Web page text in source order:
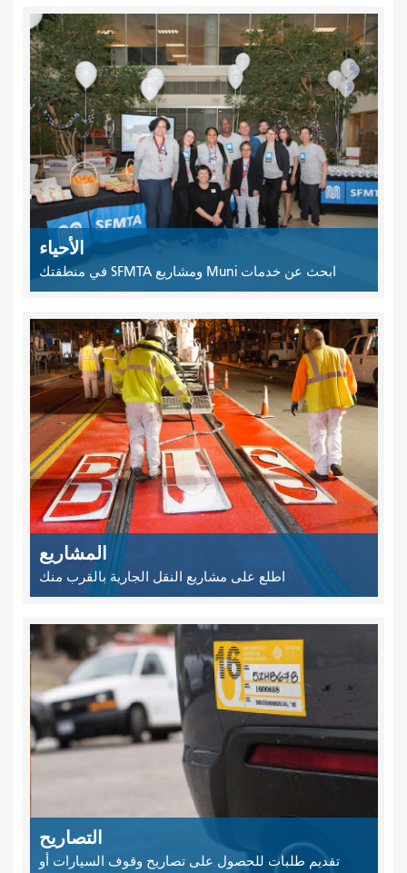
الأحياء
ابحث عن خدمات Muni ومشاريع SFMTA في منطقتك
المشاريع
اطلع على مشاريع النقل الجارية بالقرب منك
التصاريح
تقديم طلبات للحصول على تصاريح وقوف السيارات أو